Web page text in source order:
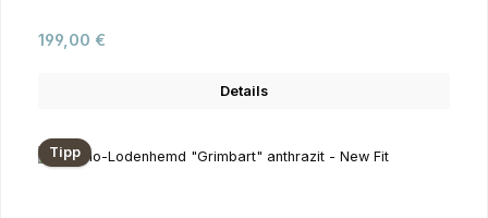
Regulärer Preis:
199,00 €
Details
Tipp